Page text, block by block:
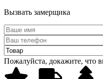
Вызвать замерщика
Пожалуйста, докажите, что